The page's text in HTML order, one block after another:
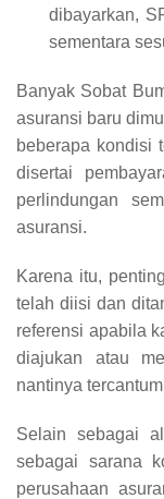
dibayarkan,
sementara
Banyak Sobat
asuransi baru
beberapa kondisi
disertai
perlindungan
asuransi.
Karena itu,
telah diisi dan
referensi apabila
diajukan atau
nantinya
Selain sebagai
sebagai sarana
perusahaan